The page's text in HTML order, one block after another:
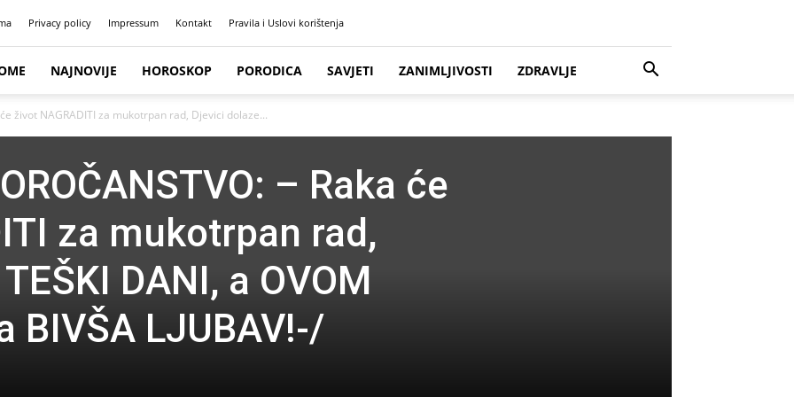
Privacy policy Impressum Kontakt Pravila i Uslovi korištenja
NAJNOVIJE HOROSKOP PORODICA SAVJETI ZANIMLJIVOSTI ZDRAVLJE
će život NAGRADITI za mukotrpan rad, Djevici dolaze...
– Raka će
za mukotrpan rad,
DANI, a OVOM
BIVŠA LJUBAV!-/